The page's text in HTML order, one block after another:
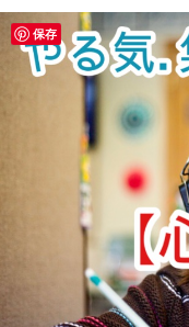
保存